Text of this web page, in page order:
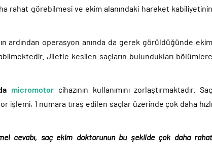
rahat görebilmesi ve ekim alanındaki hareket kabiliyetinin
ardından operasyon anında da gerek görüldüğünde ekim
Jiletle kesilen saçların bulundukları bölümlere
micromotor cihazının kullanımını zorlaştırmaktadır. Saç
1 numara tıraş edilen saçlar üzerinde çok daha hızlı
cevabı, saç ekim doktorunun bu şekilde çok daha rahat